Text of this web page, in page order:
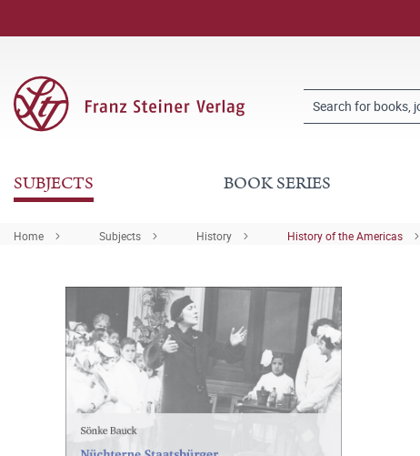
SUBJECTS BOOK SERIES
Home Subjects History History of the Americas